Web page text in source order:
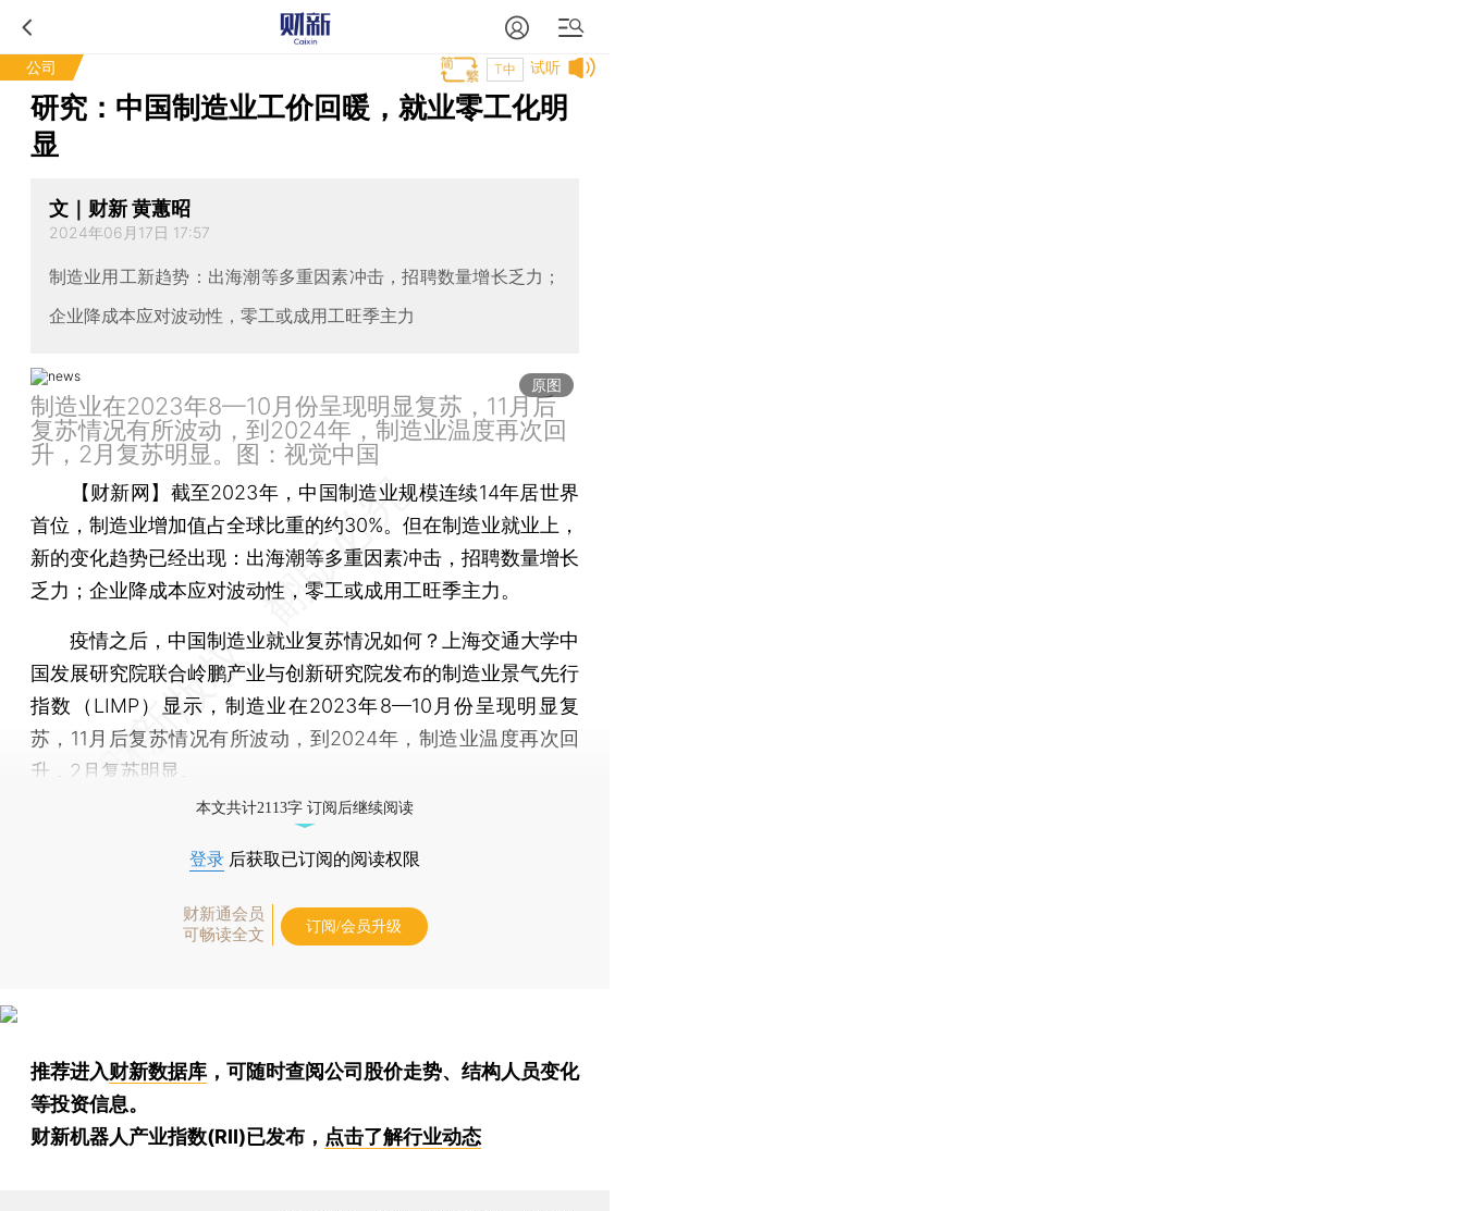
公司 试听
T中
研究：中国制造业工价回暖，就业零工化明
显
文｜财新 黄蕙昭
2024年06月17日 17:57
制造业用工新趋势：出海潮等多重因素冲击，招聘数量增长乏力；
企业降成本应对波动性，零工或成用工旺季主力
原图
制造业在2023年8—10月份呈现明显复苏，11月后
复苏情况有所波动，到2024年，制造业温度再次回
升，2月复苏明显。图：视觉中国
【财新网】 截至2023年，中国制造业规模连续14年居世界
首位，制造业增加值占全球比重的约30%。但在制造业就业上，
新的变化趋势已经出现：出海潮等多重因素冲击，招聘数量增长
乏力；企业降成本应对波动性，零工或成用工旺季主力。
疫情之后，中国制造业就业复苏情况如何？上海交通大学中
国发展研究院联合岭鹏产业与创新研究院发布的制造业景气先行
指数（LIMP）显示，制造业在2023年8—10月份呈现明显复
苏，11月后复苏情况有所波动，到2024年，制造业温度再次回
升，2月复苏明显。
本文共计2113字 订阅后继续阅读
登录 后获取已订阅的阅读权限
财新通会员
可畅读全文
订阅/会员升级
推荐进入财新数据库 ，可随时查阅公司股价走势、结构人员变化
等投资信息。
财新机器人产业指数(RII)已发布， 点击了解行业动态